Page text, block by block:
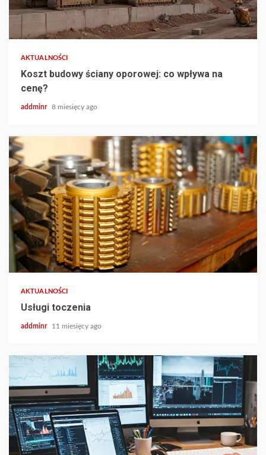
AKTUALNOŚCI
Koszt budowy ściany oporowej: co wpływa na
cenę?
addminr 8 miesięcy ago
AKTUALNOŚCI
Usługi toczenia
addminr 11 miesięcy ago